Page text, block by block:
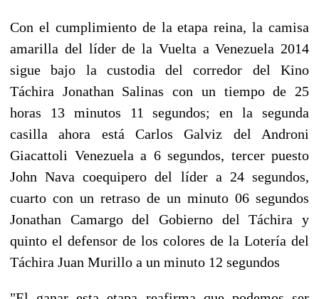
Con el cumplimiento de la etapa reina, la camisa
amarilla del líder de la Vuelta a Venezuela 2014
sigue bajo la custodia del corredor del Kino
Táchira Jonathan Salinas con un tiempo de 25
horas 13 minutos 11 segundos; en la segunda
casilla ahora está Carlos Galviz del Androni
Giacattoli Venezuela a 6 segundos, tercer puesto
John Nava coequipero del líder a 24 segundos,
cuarto con un retraso de un minuto 06 segundos
Jonathan Camargo del Gobierno del Táchira y
quinto el defensor de los colores de la Lotería del
Táchira Juan Murillo a un minuto 12 segundos